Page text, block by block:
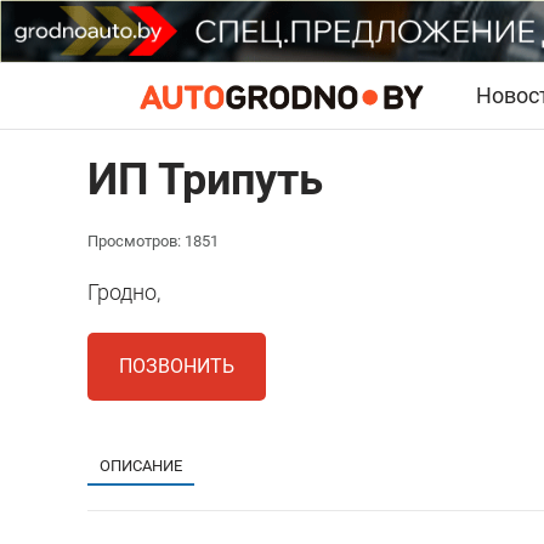
ИП Трипуть
Просмотров: 1851
Гродно,
ПОЗВОНИТЬ
ОПИСАНИЕ